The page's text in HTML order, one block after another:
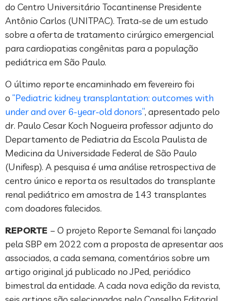
do Centro Universitário Tocantinense Presidente
Antônio Carlos (UNITPAC). Trata-se de um estudo
sobre a oferta de tratamento cirúrgico emergencial
para cardiopatias congênitas para a população
pediátrica em São Paulo.
O último reporte encaminhado em fevereiro foi
o “Pediatric kidney transplantation: outcomes with
under and over 6-year-old donors”, apresentado pelo
dr. Paulo Cesar Koch Nogueira professor adjunto do
Departamento de Pediatria da Escola Paulista de
Medicina da Universidade Federal de São Paulo
(Unifesp). A pesquisa é uma análise retrospectiva de
centro único e reporta os resultados do transplante
renal pediátrico em amostra de 143 transplantes
com doadores falecidos.
REPORTE – O projeto Reporte Semanal foi lançado
pela SBP em 2022 com a proposta de apresentar aos
associados, a cada semana, comentários sobre um
artigo original já publicado no JPed, periódico
bimestral da entidade. A cada nova edição da revista,